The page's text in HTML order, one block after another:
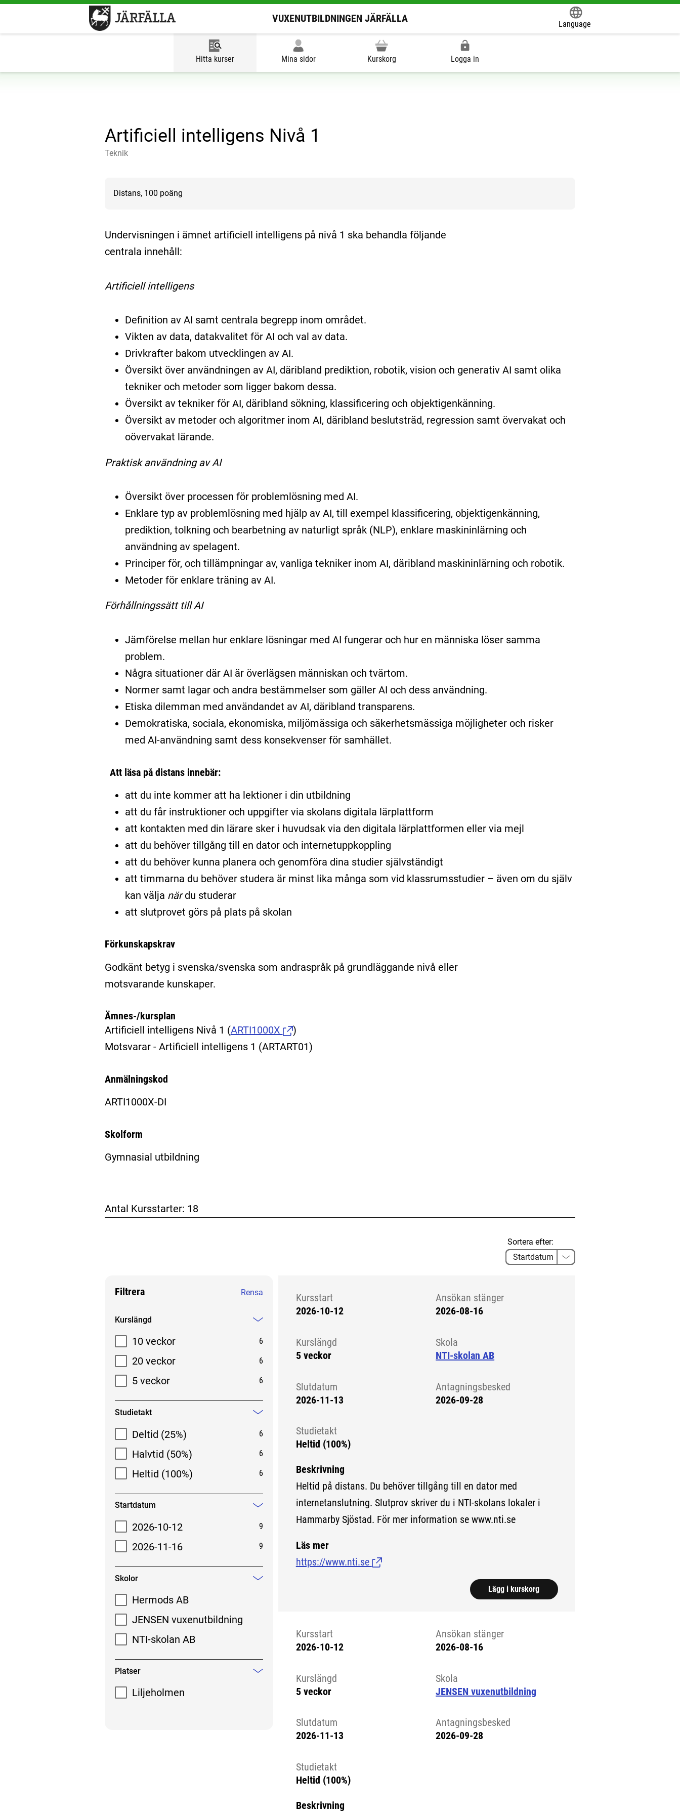
VUXENUTBILDNINGEN JÄRFÄLLA
Language
Hitta kurser Mina sidor Kurskorg Logga in
Artificiell intelligens Nivå 1
Teknik
Distans, 100 poäng
Undervisningen i ämnet artificiell intelligens på nivå 1 ska behandla följande
centrala innehåll:
Artificiell intelligens
Definition av AI samt centrala begrepp inom området.
Vikten av data, datakvalitet för AI och val av data.
Drivkrafter bakom utvecklingen av AI.
Översikt över användningen av AI, däribland prediktion, robotik, vision och generativ AI samt olika
tekniker och metoder som ligger bakom dessa.
Översikt av tekniker för AI, däribland sökning, klassificering och objektigenkänning.
Översikt av metoder och algoritmer inom AI, däribland beslutsträd, regression samt övervakat och
oövervakat lärande.
Praktisk användning av AI
Översikt över processen för problemlösning med AI.
Enklare typ av problemlösning med hjälp av AI, till exempel klassificering, objektigenkänning,
prediktion, tolkning och bearbetning av naturligt språk (NLP), enklare maskininlärning och
användning av spelagent.
Principer för, och tillämpningar av, vanliga tekniker inom AI, däribland maskininlärning och robotik.
Metoder för enklare träning av AI.
Förhållningssätt till AI
Jämförelse mellan hur enklare lösningar med AI fungerar och hur en människa löser samma
problem.
Några situationer där AI är överlägsen människan och tvärtom.
Normer samt lagar och andra bestämmelser som gäller AI och dess användning.
Etiska dilemman med användandet av AI, däribland transparens.
Demokratiska, sociala, ekonomiska, miljömässiga och säkerhetsmässiga möjligheter och risker
med AI-användning samt dess konsekvenser för samhället.
Att läsa på distans innebär:
att du inte kommer att ha lektioner i din utbildning
att du får instruktioner och uppgifter via skolans digitala lärplattform
att kontakten med din lärare sker i huvudsak via den digitala lärplattformen eller via mejl
att du behöver tillgång till en dator och internetuppkoppling
att du behöver kunna planera och genomföra dina studier självständigt
att timmarna du behöver studera är minst lika många som vid klassrumsstudier – även om du själv
kan välja närdu studerar
att slutprovet görs på plats på skolan
Förkunskapskrav
Godkänt betyg i svenska/svenska som andraspråk på grundläggande nivå eller
motsvarande kunskaper.
Ämnes-/kursplan
Artificiell intelligens Nivå 1 (ARTI1000X
)
Motsvarar - Artificiell intelligens 1 (ARTART01)
Anmälningskod
ARTI1000X-DI
Skolform
Gymnasial utbildning
Antal Kursstarter: 18
Sortera efter:
Filtrera Rensa
Filtrera sökresultat
Kurslängd
10 veckor
6
20 veckor 6
5 veckor 6
Studietakt
Deltid (25%)
6
Halvtid (50%) 6
Heltid (100%) 6
Startdatum
Mindre information
2026-10-12
9
2026-11-16 9
Skolor
Hermods AB
JENSEN vuxenutbildning
NTI-skolan AB
Platser
Mindre information
Liljeholmen
Kursstart
2026-10-12
Ansökan stänger
2026-08-16
Kurslängd
5 veckor
Skola
NTI-skolan AB
Slutdatum
2026-11-13
Antagningsbesked
2026-09-28
Studietakt
Heltid (100%)
Beskrivning
Heltid på distans. Du behöver tillgång till en dator med
internetanslutning. Slutprov skriver du i NTI-skolans lokaler i
Hammarby Sjöstad. För mer information se www.nti.se
Läs mer
https://www.nti.se (Länk till extern sida.)
Lägg i kurskorg
Kursstart
2026-10-12
Ansökan stänger
2026-08-16
Kurslängd
5 veckor
Skola
JENSEN vuxenutbildning
Slutdatum
2026-11-13
Antagningsbesked
2026-09-28
Studietakt
Heltid (100%)
Beskrivning